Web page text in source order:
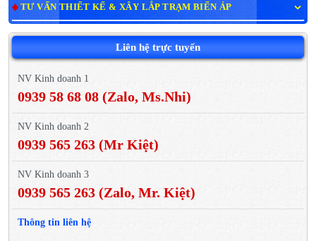
TƯ VẤN THIẾT KẾ & XÂY LẮP TRẠM BIẾN ÁP
Liên hệ trực tuyến
NV Kinh doanh 1
0939 58 68 08 (Zalo, Ms.Nhi)
NV Kinh doanh 2
0939 565 263 (Mr Kiệt)
NV Kinh doanh 3
0939 565 263 (Zalo, Mr. Kiệt)
Thông tin liên hệ